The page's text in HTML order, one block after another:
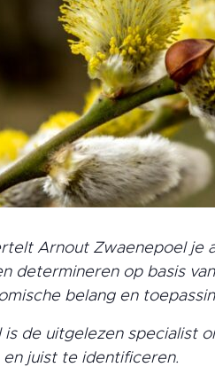
Arnout Zwaenepoel je
determineren op basis
belang en
de uitgelezen specialist
juist te identificeren.